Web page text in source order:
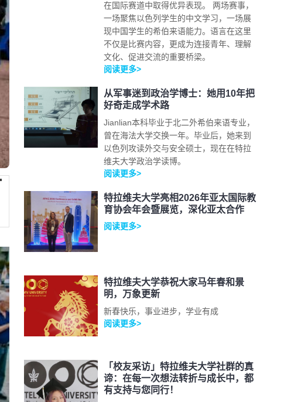
在国际赛道中取得优异表现。 两场赛事，
一场聚焦以色列学生的中文学习，一场展
现中国学生的希伯来语能力。语言在这里
不仅是比赛内容，更成为连接青年、理解
文化、促进交流的重要桥梁。
阅读更多>
从军事迷到政治学博士：她用10年把
好奇走成学术路
Jianlian本科毕业于北二外希伯来语专业，
曾在海法大学交换一年。毕业后，她来到
以色列攻读外交与安全硕士，现在在特拉
维夫大学政治学读博。
阅读更多>
特拉维夫大学亮相2026年亚太国际教
育协会年会暨展览，深化亚太合作
阅读更多>
特拉维夫大学恭祝大家马年春和景
明，万象更新
新春快乐，事业进步，学业有成
阅读更多>
「校友采访」特拉维夫大学社群的真
谛：在每一次想法转折与成长中，都
有支持与您同行！